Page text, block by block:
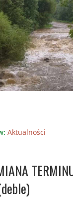
Aktualności